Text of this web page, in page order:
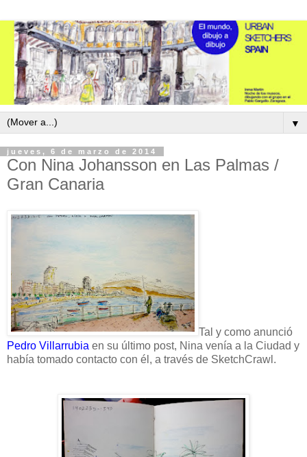
▼
jueves, 6 de marzo de 2014
Con Nina Johansson en Las Palmas /
Gran Canaria
Tal y como anunció
Pedro Villarrubia en su último post, Nina venía a la Ciudad y
había tomado contacto con él, a través de SketchCrawl.